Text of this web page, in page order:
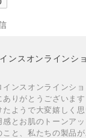
ンスオンラインシ
インスオンラインシ
りがとうございます
たようで大変嬉しく
感とお肌のトーンア
こと、私たちの製品